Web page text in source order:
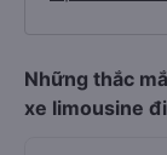
Những thắc
xe limousine